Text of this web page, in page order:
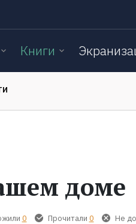
Книги
доме
0 Прочитали 0 Не